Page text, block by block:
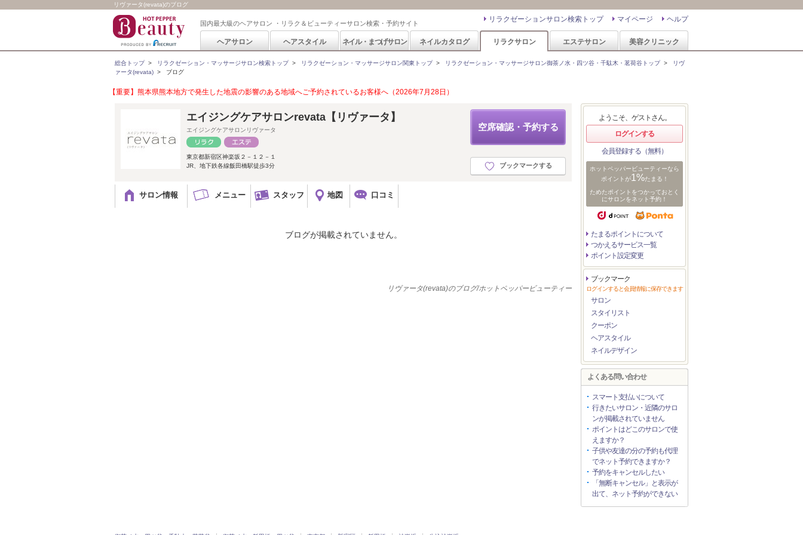
リヴァータ(revata)のブログ
国内最大級のヘアサロン ・リラク＆ビューティーサロン検索・予約サイト ヘルプ
マイページ
リラクゼーションサロン検索トップ
ヘアサロン ヘアスタイル ネイル・まつげサロン ネイルカタログ リラクサロン エステサロン 美容クリニック
総合トップ> リラクゼーション・マッサージサロン検索トップ> リラクゼーション・マッサージサロン関東トップ> リラクゼーション・マッサージサロン御茶ノ水・四ツ谷・千駄木・茗荷谷トップ>
リヴ
ァータ(revata) > ブログ
【重要】熊本県熊本地方で発生した地震の影響のある地域へご予約されているお客様へ（2026年7月28日）
空席確認・予約する
ブックマークする
エイジングケアサロンrevata【リヴァータ】
エイジングケアサロンリヴァータ
東京都新宿区神楽坂２－１２－１
JR、地下鉄各線飯田橋駅徒歩3分
サロン情報 メニュー スタッフ 地図 口コミ
ブログが掲載されていません。
リヴァータ(revata)のブログ/ホットペッパービューティー
ようこそ、ゲストさん。
ログインする
会員登録する（無料）
ホットペッパービューティーなら
ポイントが1%たまる！
ためたポイントをつかっておとく
にサロンをネット予約！
たまるポイントについて
つかえるサービス一覧
ポイント設定変更
ブックマーク
ログインすると会員情報に保存できます
サロン
スタイリスト
クーポン
ヘアスタイル
ネイルデザイン
よくある問い合わせ
スマート支払いについて
行きたいサロン・近隣のサロ
ンが掲載されていません
ポイントはどこのサロンで使
えますか？
子供や友達の分の予約も代理
でネット予約できますか？
予約をキャンセルしたい
「無断キャンセル」と表示が
出て、ネット予約ができない